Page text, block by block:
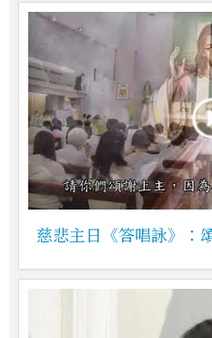
慈悲主日《答唱詠》：